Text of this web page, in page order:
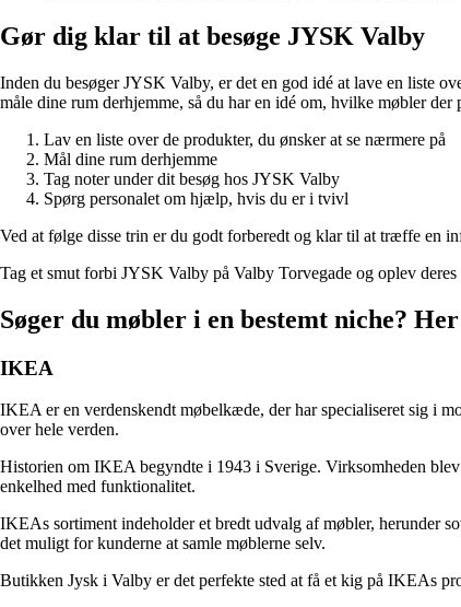
Gør dig klar til at besøge JYSK Valby
Inden du besøger JYSK Valby, er det en god idé at lave en liste
måle dine rum derhjemme, så du har en idé om, hvilke møbler der
Lav en liste over de produkter, du ønsker at se nærmere på
Mål dine rum derhjemme
Tag noter under dit besøg hos JYSK Valby
Spørg personalet om hjælp, hvis du er i tvivl
Ved at følge disse trin er du godt forberedt og klar til at træffe en
Tag et smut forbi JYSK Valby på Valby Torvegade og oplev
Søger du møbler i en bestemt niche?
IKEA
IKEA er en verdenskendt møbelkæde, der har specialiseret sig i
over hele verden.
Historien om IKEA begyndte i 1943 i Sverige. Virksomheden
enkelhed med funktionalitet.
IKEAs sortiment indeholder et bredt udvalg af møbler, herunder
det muligt for kunderne at samle møblerne selv.
Butikken Jysk i Valby er det perfekte sted at få et kig på IKEAs